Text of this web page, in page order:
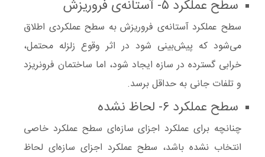
سطح عملکرد ۵- آستانه‌ی فروریزش
سطح عملکردآستانه‌ی فروریزشبه سطح عملکردی اطلاق
می‌شود که پیش‌بینی شود در اثر وقوع زلزله محتمل،
خرابی گسترده در سازه ایجاد شود، اما ساختمان فرونریزد
و تلفات جانی به حداقلبرسد.
سطح عملکرد ۶- لحاظ نشده
چنانچه برای عملکرد اجزای ساز‌ه‌ای سطح عملکرد خاصی
انتخاب نشده باشد، سطح عملکرد اجزای سازه‌ای لحا‌ظ